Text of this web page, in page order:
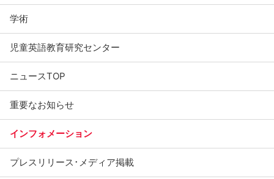
学術
児童英語教育研究センター
ニュースTOP
重要なお知らせ
インフォメーション
プレスリリース･メディア掲載